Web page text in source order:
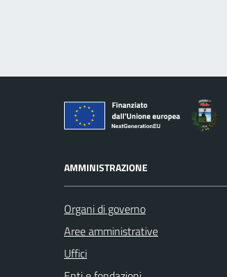
AMMINISTRAZIONE
Organi di governo
Aree amministrative
Uffici